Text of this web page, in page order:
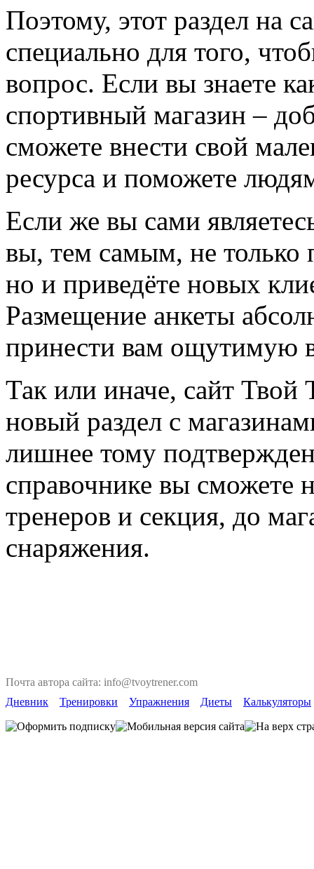
Поэтому, этот раздел на
специально для того,
вопрос. Если вы знаете
спортивный магазин –
сможете внести свой
ресурса и поможете
Если же вы сами
вы, тем самым, не только
но и приведёте новых
Размещение анкеты
принести вам ощутимую
Так или иначе, сайт Твой
новый раздел с
лишнее тому
справочнике вы сможете
тренеров и секция, до
снаряжения.
Почта автора сайта: info@tvoytrener.com
Дневник
Тренировки Упражнения Диеты Калькуляторы